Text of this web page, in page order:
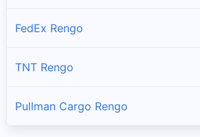
FedEx Rengo
TNT Rengo
Pullman Cargo Rengo